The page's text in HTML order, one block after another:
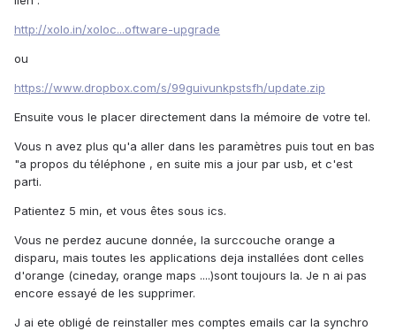
http://xolo.in/xoloc...oftware-upgrade
ou
https://www.dropbox.com/s/99guivunkpstsfh/update.zip
Ensuite vous le placer directement dans la mémoire de votre tel.
Vous n avez plus qu'a aller dans les paramètres puis tout en bas
"a propos du téléphone , en suite mis a jour par usb, et c'est
parti.
Patientez 5 min, et vous êtes sous ics.
Vous ne perdez aucune donnée, la surccouche orange a
disparu, mais toutes les applications deja installées dont celles
d'orange (cineday, orange maps ....)sont toujours la. Je n ai pas
encore essayé de les supprimer.
J ai ete obligé de reinstaller mes comptes emails car la synchro